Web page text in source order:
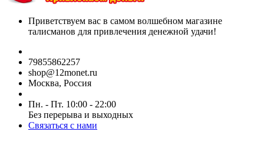
Приветствуем вас в самом волшебном магазине
талисманов для привлечения денежной удачи!
79855862257
shop@12monet.ru
Москва, Россия
Пн. - Пт. 10:00 - 22:00
Без перерыва и выходных
Связаться с нами